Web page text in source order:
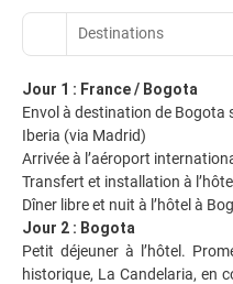
Destinations
Jour 1 : France / Bogota
Envol à destination de Bogota
Iberia (via Madrid)
Arrivée à l’aéroport
Transfert et installation à
Dîner libre et nuit à l’hôtel à
Jour 2 : Bogota
Petit déjeuner à l’hôtel.
historique, La Candelaria, en